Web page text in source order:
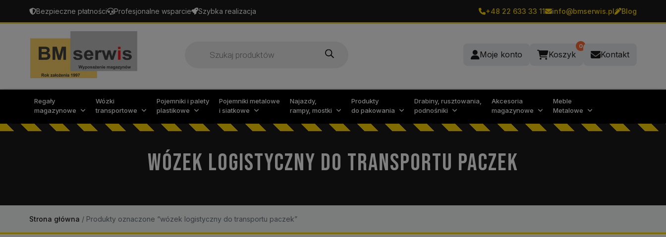
Bezpieczne płatności Profesjonalne wsparcie Szybka realizacja +48 22 633 33 11 info@bmserwis.pl Blog
produktów
Moje konto Koszyk
0
Kontakt
Regały
magazynowe
Wózki
transportowe
Pojemniki i palety
plastikowe
Pojemniki metalowe
i siatkowe
Najazdy,
rampy, mostki
Produkty
do pakowania
Drabiny, rusztowania,
podnośniki
Akcesoria
magazynowe
Meble
Metalowe
WÓZEK LOGISTYCZNY DO TRANSPORTU PACZEK
Strona główna / Produkty oznaczone “wózek logistyczny do transportu paczek”